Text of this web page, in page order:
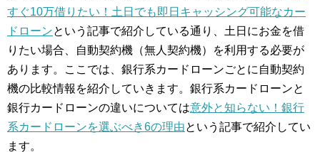
すぐ10万借りたい！土日でも即日キャッシング可能なカー
ドローンという記事で紹介している通り、土日にお金を借
りたい場合、自動契約機（無人契約機）を利用する必要が
あります。ここでは、銀行系カードローンごとに自動契約
機の比較情報を紹介していきます。銀行系カードローンと
銀行カードローンの違いについては意外と知らない！銀行
系カードローンを選ぶべき6の理由という記事で紹介してい
ます。